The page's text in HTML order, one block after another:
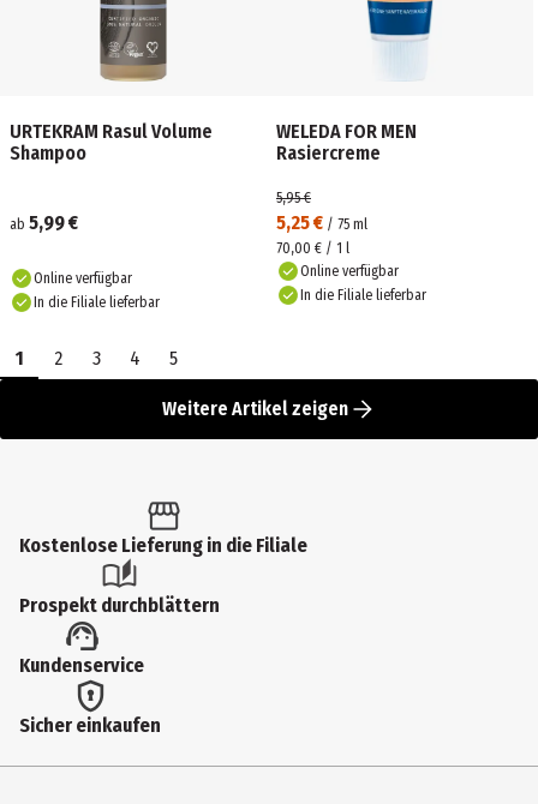
URTEKRAM Rasul Volume
Shampoo
ab 5,99 €
Online verfügbar
In die Filiale lieferbar
WELEDA FOR MEN
Rasiercreme
5,25 € / 75 ml
5,95 €
70,00 € / 1 l
Online verfügbar
In die Filiale lieferbar
1 2 3 4 5
Weitere Artikel zeigen
Kostenlose Lieferung in die Filiale
Prospekt durchblättern
Kundenservice
Sicher einkaufen